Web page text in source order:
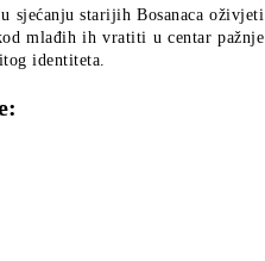
sjećanju starijih Bosanaca oživjeti
mlađih ih vratiti u centar pažnje
identiteta.